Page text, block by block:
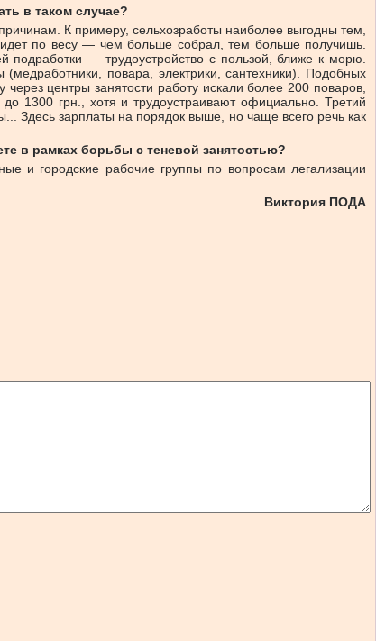
в таком случае?
К примеру, сельхозработы наиболее выгодны тем,
идет по весу — чем больше собрал, тем больше получишь.
— трудоустройство с пользой, ближе к морю.
повара, электрики, сантехники). Подобных
центры занятости работу искали более 200 поваров,
1300 грн., хотя и трудоустраивают официально. Третий
Здесь зарплаты на порядок выше, но чаще всего речь как
в рамках борьбы с теневой занятостью?
и городские рабочие группы по вопросам легализации
Виктория ПОДА